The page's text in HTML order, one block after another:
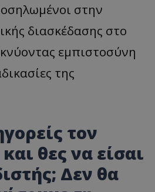
στην
διασκέδασης στο
εμπιστοσύνη
της
τον
θες να είσαι
Δεν θα